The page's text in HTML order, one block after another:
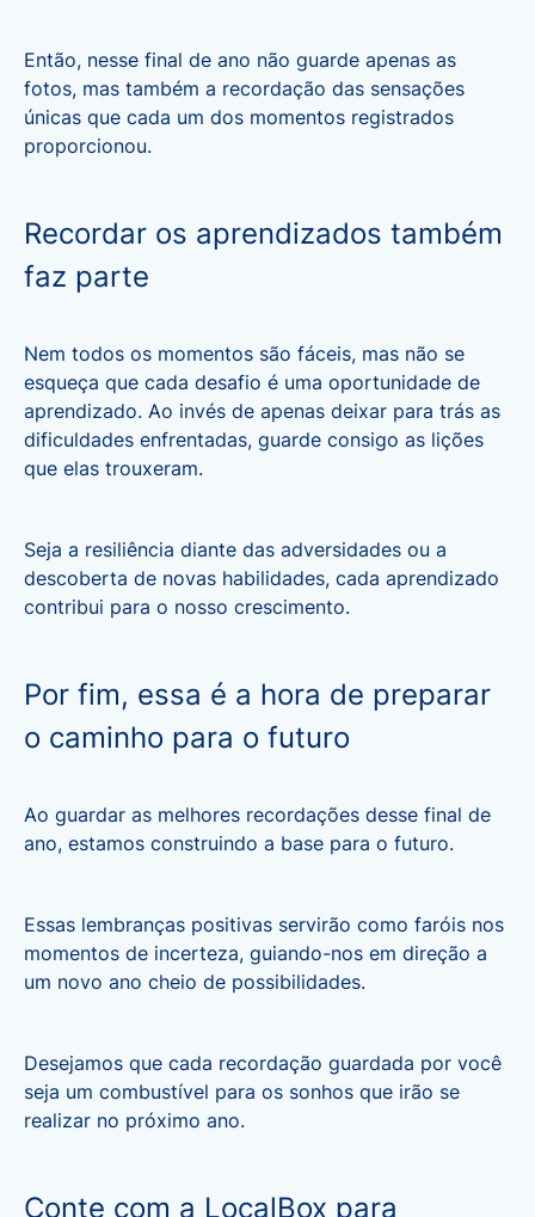
Então, nesse final de ano não guarde apenas as
fotos, mas também a recordação das sensações
únicas que cada um dos momentos registrados
proporcionou.
Recordar os aprendizados também
faz parte
Nem todos os momentos são fáceis, mas não se
esqueça que cada desafio é uma oportunidade de
aprendizado. Ao invés de apenas deixar para trás as
dificuldades enfrentadas, guarde consigo as lições
que elas trouxeram.
Seja a resiliência diante das adversidades ou a
descoberta de novas habilidades, cada aprendizado
contribui para o nosso crescimento.
Por fim, essa é a hora de preparar
o caminho para o futuro
Ao guardar as melhores recordações desse final de
ano, estamos construindo a base para o futuro.
Essas lembranças positivas servirão como faróis nos
momentos de incerteza, guiando-nos em direção a
um novo ano cheio de possibilidades.
Desejamos que cada recordação guardada por você
seja um combustível para os sonhos que irão se
realizar no próximo ano.
Conte com a LocalBox para